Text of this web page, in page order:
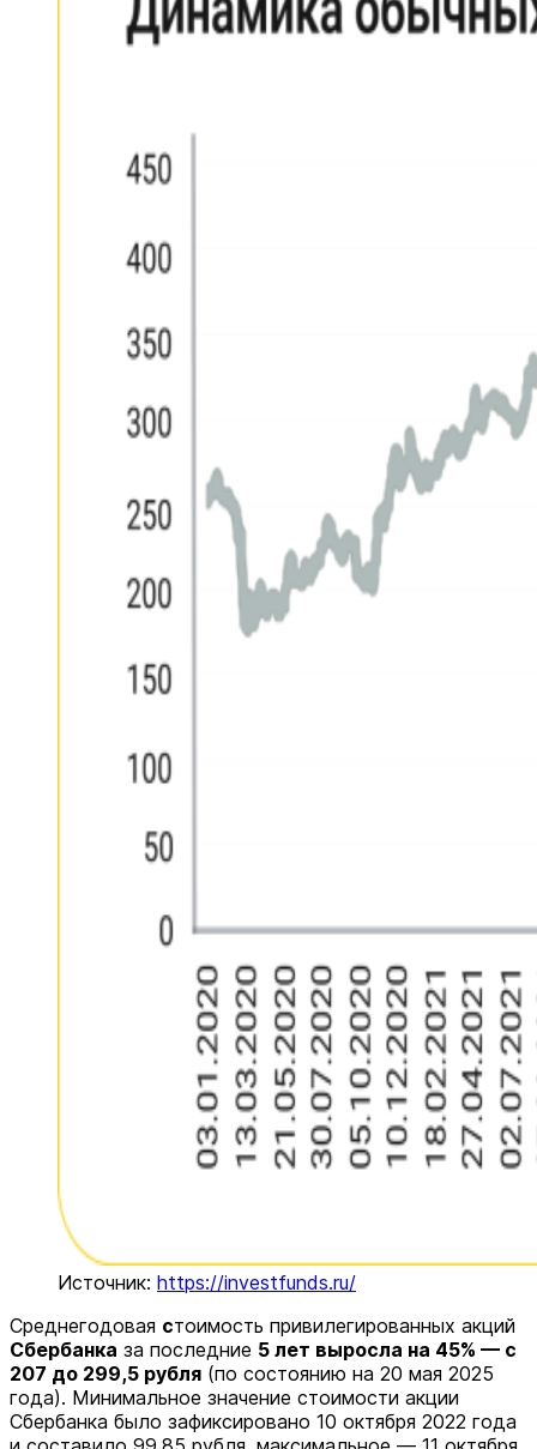
Источник: https://investfunds.ru/
Среднегодовая стоимость привилегированных акций
Сбербанка за последние 5 лет выросла на 45% — с
207 до 299,5 рубля (по состоянию на 20 мая 2025
года). Минимальное значение стоимости акции
Сбербанка было зафиксировано 10 октября 2022 года